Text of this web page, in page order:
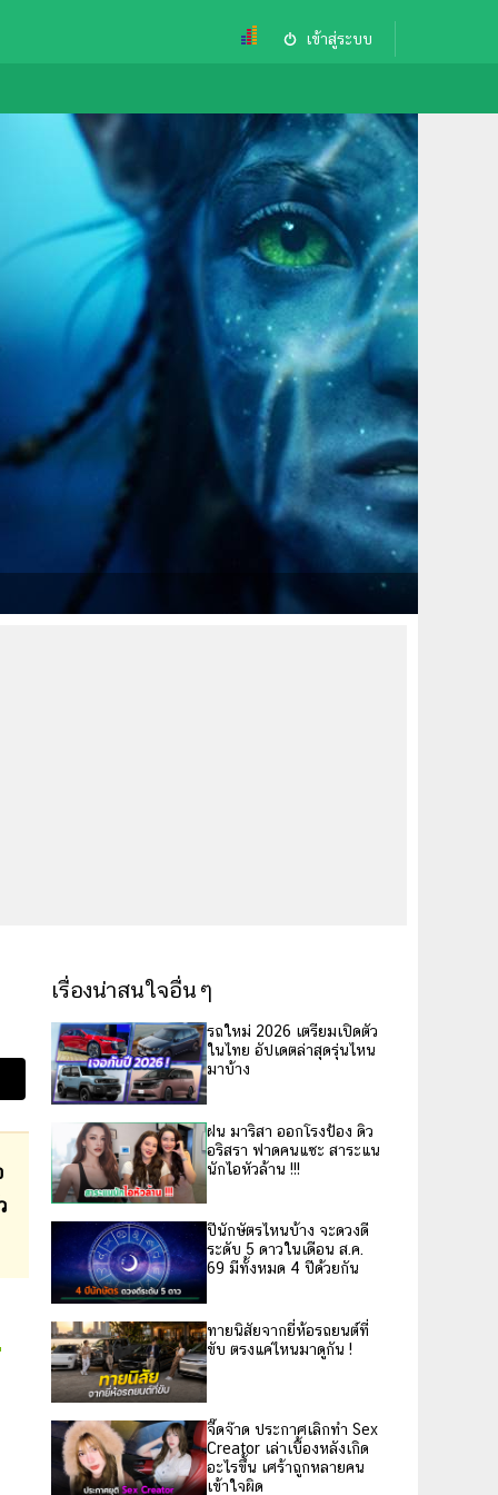
เข้าสู่ระบบ
เรื่องน่าสนใจอื่นๆ
รถใหม่ 2026 เตรียมเปิดตัว
ในไทย อัปเดตล่าสุดรุ่นไหน
มาบ้าง
ฝน มาริสา ออกโรงป้อง ดิว
อริสรา ฟาดคนแซะ สาระแน
นักไอหัวล้าน !!!
ปีนักษัตรไหนบ้าง จะดวงดี
ระดับ 5 ดาวในเดือน ส.ค.
69 มีทั้งหมด 4 ปีด้วยกัน
ทายนิสัยจากยี่ห้อรถยนต์ที่
ขับ ตรงแค่ไหนมาดูกัน !
จี๊ดจ๊าด ประกาศเลิกทำ Sex
Creator เล่าเบื้องหลังเกิด
อะไรขึ้น เศร้าถูกหลายคน
เข้าใจผิด